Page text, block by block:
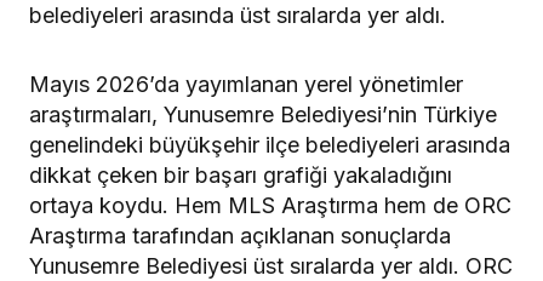
belediyeleri arasında üst sıralarda yer aldı.
Mayıs 2026’da yayımlanan yerel yönetimler
araştırmaları, Yunusemre Belediyesi’nin Türkiye
genelindeki büyükşehir ilçe belediyeleri arasında
dikkat çeken bir başarı grafiği yakaladığını
ortaya koydu. Hem MLS Araştırma hem de ORC
Araştırma tarafından açıklanan sonuçlarda
Yunusemre Belediyesi üst sıralarda yer aldı. ORC